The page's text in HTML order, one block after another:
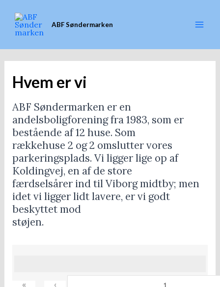
indholdet
ABF Søndermarken
Hvem er vi
ABF Søndermarken er en
andelsboligforening fra 1983, som er
bestående af 12 huse. Som
rækkehuse 2 og 2 omslutter vores
parkeringsplads. Vi ligger lige op af
Koldingvej, en af de store
færdselsårer ind til Viborg midtby; men
idet vi ligger lidt lavere, er vi godt
beskyttet mod
støjen.
« ‹